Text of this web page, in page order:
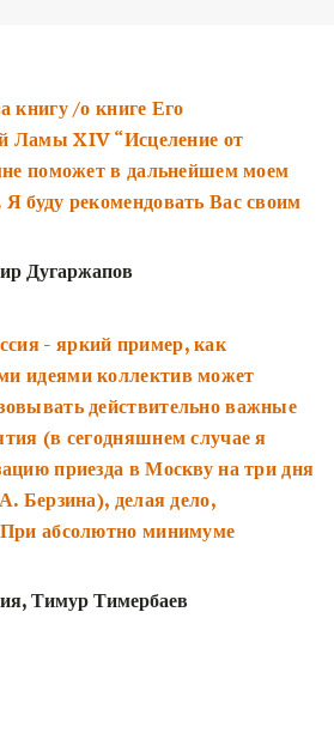
книгу /о книге Его
Ламы XIV “Исцеление от
поможет в дальнейшем моем
буду рекомендовать Вас своим
Дугаржапов
- яркий пример, как
идеями коллектив может
действительно важные
(в сегодняшнем случае я
приезда в Москву на три дня
Берзина), делая дело,
абсолютно минимуме
Тимур Тимербаев